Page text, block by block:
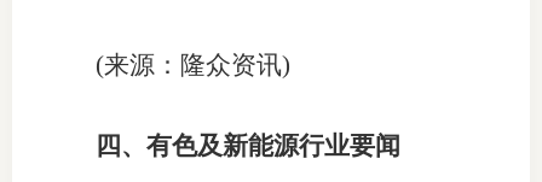
(来源：隆众资讯)
四、有色及新能源行业要闻